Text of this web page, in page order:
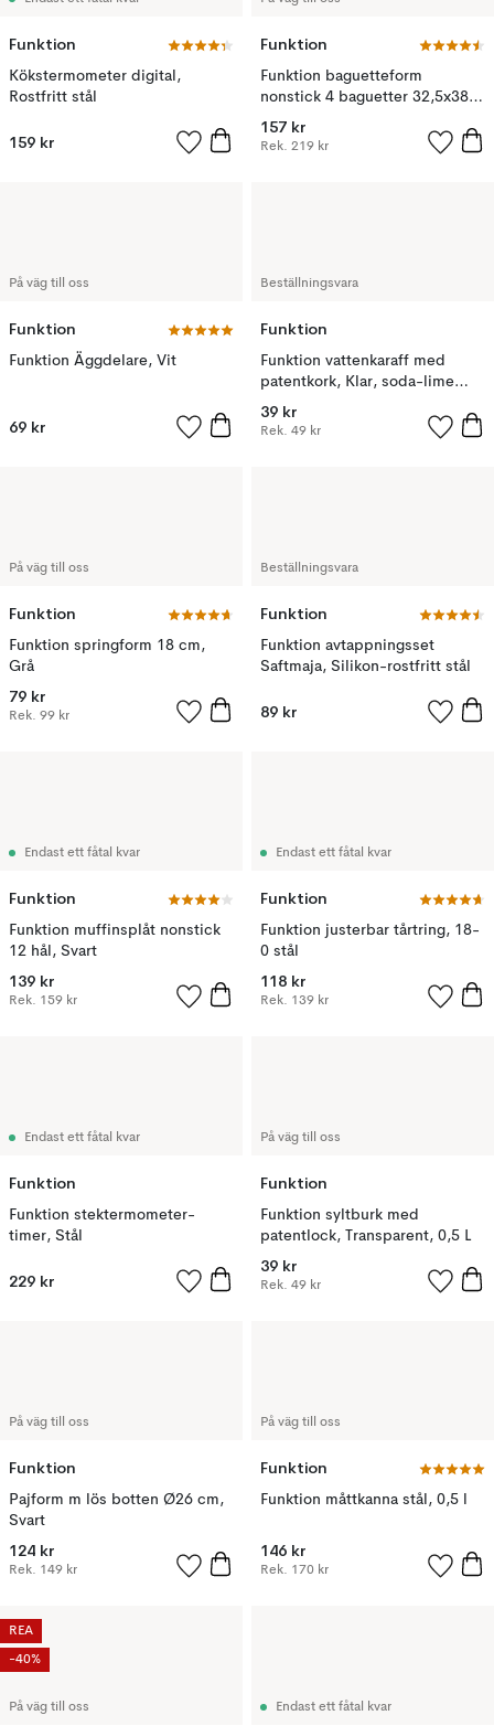
Funktion
Kökstermometer digital,
Rostfritt stål
159 kr
Funktion
Funktion baguetteform
nonstick 4 baguetter 32,5x38
cm, Svart
157 kr
Rek. 219 kr
På väg till oss
Funktion
Funktion Äggdelare, Vit
69 kr
Beställningsvara
Funktion
Funktion vattenkaraff med
patentkork, Klar, soda-lime
glas, 1 L
39 kr
Rek. 49 kr
På väg till oss
Funktion
Funktion springform 18 cm,
Grå
79 kr
Rek. 99 kr
Beställningsvara
Funktion
Funktion avtappningsset
Saftmaja, Silikon-rostfritt stål
89 kr
Endast ett fåtal kvar
Funktion
Funktion muffinsplåt nonstick
12 hål, Svart
139 kr
Rek. 159 kr
Endast ett fåtal kvar
Funktion
Funktion justerbar tårtring, 18-
0 stål
118 kr
Rek. 139 kr
Endast ett fåtal kvar
Funktion
Funktion stektermometer-
timer, Stål
229 kr
På väg till oss
Funktion
Funktion syltburk med
patentlock, Transparent, 0,5 L
39 kr
Rek. 49 kr
På väg till oss
Funktion
Pajform m lös botten Ø26 cm,
Svart
124 kr
Rek. 149 kr
På väg till oss
Funktion
Funktion måttkanna stål, 0,5 l
146 kr
Rek. 170 kr
På väg till oss
REA
-40%
Endast ett fåtal kvar